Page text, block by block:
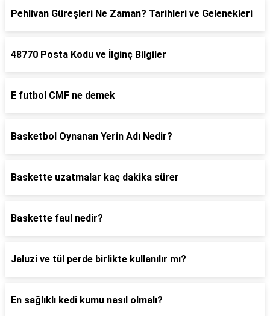
Pehlivan Güreşleri Ne Zaman? Tarihleri ve Gelenekleri
48770 Posta Kodu ve İlginç Bilgiler
E futbol CMF ne demek
Basketbol Oynanan Yerin Adı Nedir?
Baskette uzatmalar kaç dakika sürer
Baskette faul nedir?
Jaluzi ve tül perde birlikte kullanılır mı?
En sağlıklı kedi kumu nasıl olmalı?